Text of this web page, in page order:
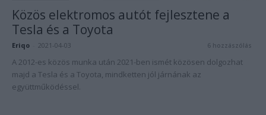
Közös elektromos autót fejlesztene a
Tesla és a Toyota
Eriqo 2021-04-03 6 hozzászólás
A 2012-es közös munka után 2021-ben ismét közösen dolgozhat
majd a Tesla és a Toyota, mindketten jól járnának az
együttműködéssel.